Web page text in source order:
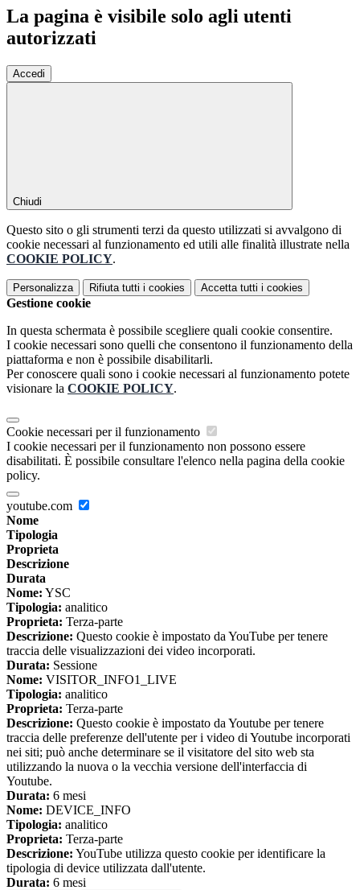
La pagina è visibile solo agli utenti
autorizzati
Accedi
Chiudi
Questo sito o gli strumenti terzi da questo utilizzati si avvalgono di
cookie necessari al funzionamento ed utili alle finalità illustrate nella
COOKIE POLICY.
Personalizza Rifiuta tutti i cookies Accetta tutti i cookies
Gestione cookie
In questa schermata è possibile scegliere quali cookie consentire.
I cookie necessari sono quelli che consentono il funzionamento della
piattaforma e non è possibile disabilitarli.
Per conoscere quali sono i cookie necessari al funzionamento potete
visionare la COOKIE POLICY.
Cookie necessari per il funzionamento
I cookie necessari per il funzionamento non possono essere
disabilitati. È possibile consultare l'elenco nella pagina della cookie
policy.
youtube.com
Nome
Tipologia
Proprieta
Descrizione
Durata
Nome: YSC
Tipologia: analitico
Proprieta: Terza-parte
Descrizione: Questo cookie è impostato da YouTube per tenere
traccia delle visualizzazioni dei video incorporati.
Durata: Sessione
Nome: VISITOR_INFO1_LIVE
Tipologia: analitico
Proprieta: Terza-parte
Descrizione: Questo cookie è impostato da Youtube per tenere
traccia delle preferenze dell'utente per i video di Youtube incorporati
nei siti; può anche determinare se il visitatore del sito web sta
utilizzando la nuova o la vecchia versione dell'interfaccia di
Youtube.
Durata: 6 mesi
Nome: DEVICE_INFO
Tipologia: analitico
Proprieta: Terza-parte
Descrizione: YouTube utilizza questo cookie per identificare la
tipologia di device utilizzata dall'utente.
Durata: 6 mesi